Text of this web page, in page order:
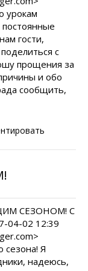
урокам
гости,
с
прощения за
и обо
сообщить,
СЕЗОНОМ! С
02 12:39
сезона! Я
надеюсь,